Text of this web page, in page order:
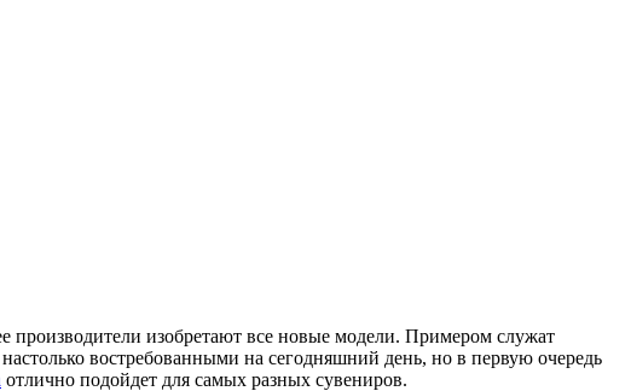
производители изобретают все новые модели. Примером служат
востребованными на сегодняшний день, но в первую очередь
отлично подойдет для самых разных сувениров.